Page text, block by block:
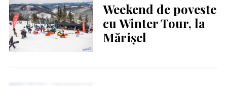
Weekend de poveste
cu Winter Tour, la
Mărișel